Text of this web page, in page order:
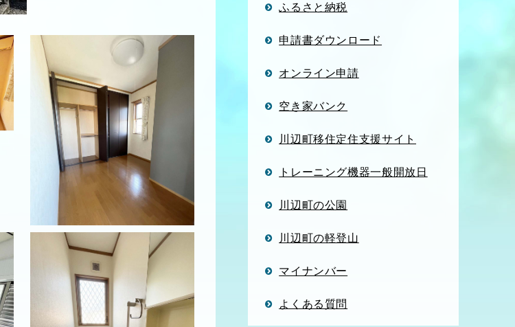
ふるさと納税
申請書ダウンロード
オンライン申請
空き家バンク
川辺町移住定住支援サイト
トレーニング機器一般開放日
川辺町の公園
川辺町の軽登山
マイナンバー
よくある質問